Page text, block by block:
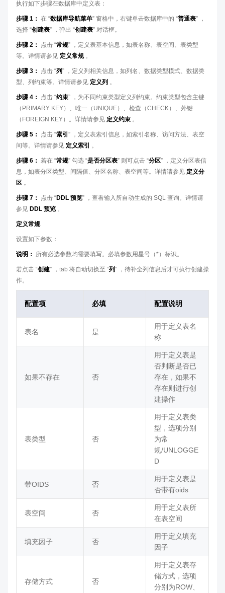
执行如下步骤在数据库中定义表：
步骤 1： 在 “数据库导航菜单” 窗格中，右键单击数据库中的 “普通表” ，
选择 “创建表” ，弹出 “创建表” 对话框。
步骤 2： 点击 “常规” ，定义表基本信息，如表名称、表空间、表类型
等。详情请参见 定义常规。
步骤 3： 点击 “列” ，定义列相关信息，如列名、数据类型模式、数据类
型、列约束等。详情请参见 定义列 。
步骤 4： 点击 “约束” ，为不同约束类型定义列约束。约束类型包含主键
（PRIMARY KEY）、唯一（UNIQUE）、检查（CHECK）、外键
（FOREIGN KEY）。详情请参见 定义约束 。
步骤 5： 点击 “索引 ” ，定义表索引信息，如索引名称、访问方法、表空
间等。详情请参见 定义索引 。
步骤 6： 若在 “常规” 勾选 “是否分区表” 则可点击 “分区” ，定义分区表信
息，如表分区类型、间隔值、分区名称、表空间等。详情请参见 定义分
区 。
步骤 7： 点击 “DDL 预览” ，查看输入所自动生成的 SQL 查询。详情请
参见 DDL 预览 。
定义常规
设置如下参数：
说明： 所有必选参数均需要填写。必填参数用星号（*）标识。
若点击 “创建” ，tab 将自动切换至 “列” ，待补全列信息后才可执行创建操
作。
配置项 必填 配置说明
表名 是
用于定义表名
称
如果不存在 否
用于定义表是
否判断是否已
存在，如果不
存在则进行创
建操作
表类型 否
用于定义表类
型，选项分别
为常
规/UNLOGGE
D
带OIDS 否
用于定义表是
否带有oids
表空间 否
用于定义表所
在表空间
填充因子 否
用于定义填充
因子
存储方式 否
用于定义表存
储方式，选项
分别为ROW、